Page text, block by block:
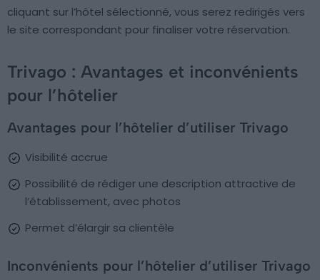
cliquant sur l’hôtel sélectionné, vous serez redirigés vers
le site correspondant pour finaliser votre réservation.
Trivago : Avantages et inconvénients
pour l’hôtelier
Avantages pour l’hôtelier d’utiliser Trivago
Visibilité accrue
Possibilité de rédiger une description attractive de
l’établissement, avec photos
Permet d’élargir sa clientèle
Inconvénients pour l’hôtelier d’utiliser Trivago